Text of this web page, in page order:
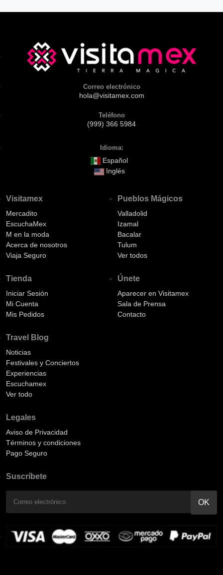
Correo electrónico
hola@visitamex.com
Teléfono
(999) 366 5984
Idioma:
Español
Inglés
Visitamex
Mercadito
EscuchaMex
M en la moda
Acerca de nosotros
Viaja Seguro
Tienda
Iniciar Sesión
Mi Cuenta
Mis Pedidos
Pueblos Mágicos
Valladolid
Izamal
Bacalar
Tulum
Ver todos
Únete
Aparecer en Visitamex
Sala de Prensa
Contacto
Travel Blog
Noticias
Festivales y Conciertos
Experiencias
Escuchamex
Ver todo
Legales
Aviso de Privacidad
Términos y condiciones
Pago Seguro
Suscríbete